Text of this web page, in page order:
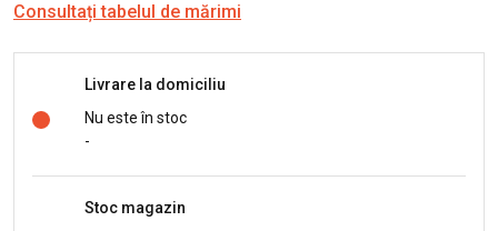
Consultați tabelul de mărimi
Livrare la domiciliu
Nu este în stoc
-
Stoc magazin